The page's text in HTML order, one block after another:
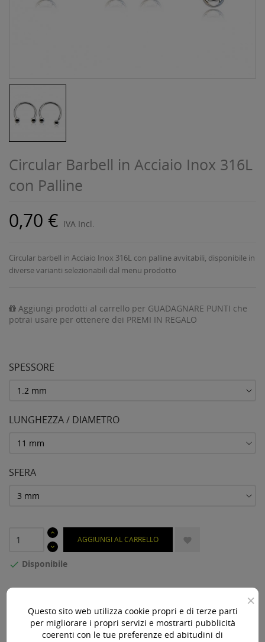
Circular Barbell in Acciaio Inox 316L
con Palline
0,70 € IVA Incl.
Circular barbell in Acciaio Inox 316L con palline avvitabili, disponibile in
diverse varianti selezionabili dal menu prodotto
Aggiungi prodotti al carrello per GUADAGNARE PUNTI che
potrai usare per ottenere dei PREMI IN REGALO
SPESSORE
LUNGHEZZA / DIAMETRO
SFERA
AGGIUNGI AL CARRELLO 
 Disponibile
spedizione gratuita!
×
Questo sito web utilizza cookie propri e di terze parti
per migliorare i propri servizi e mostrarti pubblicità
coerenti con le tue preferenze ed abitudini di